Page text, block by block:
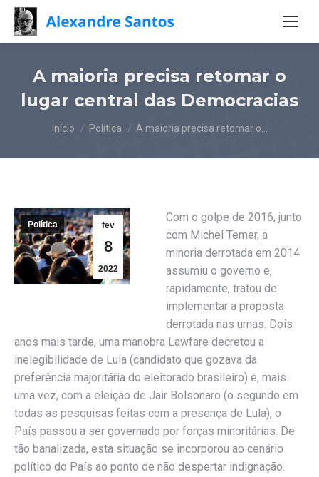
A maioria precisa retomar o
lugar central das Democracias
Você está aqui:
Início Política A maioria precisa retomar o…
fev
8
2022
Política
Com o golpe de 2016, junto
com Michel Temer, a
minoria derrotada em 2014
assumiu o governo e,
rapidamente, tratou de
implementar a proposta
derrotada nas urnas. Dois
anos mais tarde, uma manobra Lawfare decretou a
inelegibilidade de Lula (candidato que gozava da
preferência majoritária do eleitorado brasileiro) e, mais
uma vez, com a eleição de Jair Bolsonaro (o segundo em
todas as pesquisas feitas com a presença de Lula), o
País passou a ser governado por forças minoritárias. De
tão banalizada, esta situação se incorporou ao cenário
político do País ao ponto de não despertar indignação.